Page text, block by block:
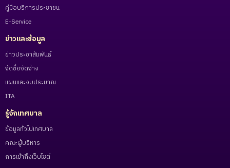
คู่มือบริการประชาชน
E-Service
ข่าวและข้อมูล
ข่าวประชาสัมพันธ์
จัดซื้อจัดจ้าง
แผนและงบประมาณ
ITA
รู้จักเทศบาล
ข้อมูลทั่วไปเทศบาล
คณะผู้บริหาร
การเข้าถึงเว็บไซต์